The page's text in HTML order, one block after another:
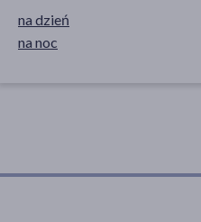
na dzień
na noc